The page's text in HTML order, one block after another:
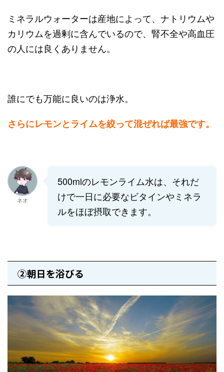
ミネラルウォーターは産地によって、ナトリウムや
カリウムを過剰に含んでいるので、腎不全や高血圧
の人には良くありません。
誰にでも万能に良いのは浄水。
さらにレモンとライムを絞って混ぜれば最強です。
ネオ
500mlのレモンライム水は、それだ
けで一日に必要なビタインやミネラ
ルをほぼ摂取できます。
②朝日を浴びる